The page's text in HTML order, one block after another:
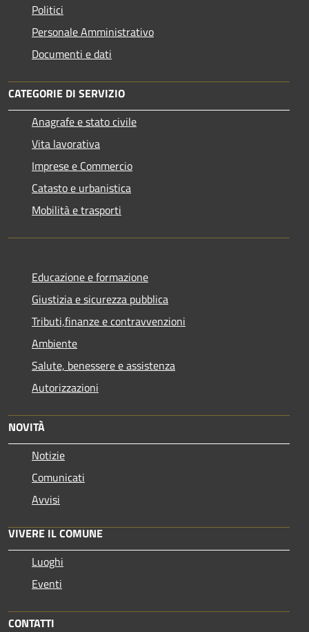
Politici
Personale Amministrativo
Documenti e dati
CATEGORIE DI SERVIZIO
Anagrafe e stato civile
Vita lavorativa
Imprese e Commercio
Catasto e urbanistica
Mobilità e trasporti
Educazione e formazione
Giustizia e sicurezza pubblica
Tributi,finanze e contravvenzioni
Ambiente
Salute, benessere e assistenza
Autorizzazioni
NOVITÀ
Notizie
Comunicati
Avvisi
VIVERE IL COMUNE
Luoghi
Eventi
CONTATTI